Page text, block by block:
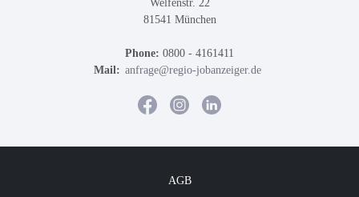
Welfenstr. 22
81541 München
Phone: 0800 - 4161411
Mail: anfrage@regio-jobanzeiger.de
AGB